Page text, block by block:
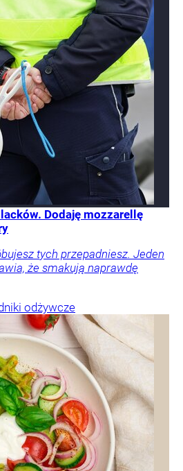
Dodaję mozzarellę
tych przepadniesz. Jeden
że smakują naprawdę
odżywcze